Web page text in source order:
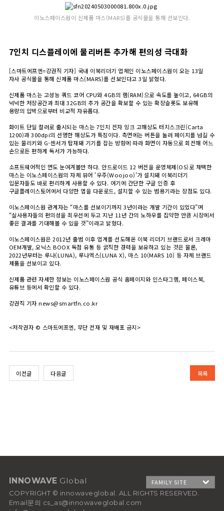
이노스페이스원이 신제품 마스(MARS)를 공식몰을 통해 선보인다.
7인치 디스플레이에 물리버튼 추가해 편의성 극대화
[스마트에프엔=강권직 기자] 국내 이북리더기 업체인 이노스페이스원이 오는 13일
자사 공식몰을 통해 신제품 마스(MARS)를 선보인다고 3일 밝혔다.
신제품 마스는 고성능 쿼드 코어 CPU와 4GB의 램(RAM)으로 속도를 높이고, 64GB의
넉넉한 저장공간과 최대 32GB의 추가 공간을 확보할 수 있는 확장슬롯도 보유해
용량의 압박으로부터 비교적 자유롭다.
화이트 단일 컬러로 출시되는 마스는 7인치 전자 잉크 고해상도 터치스크린(Carta
1200)과 300dpi의 선명한 해상도가 특징이다. 측면에는 버튼을 눌러 페이지를 넘길 수
있는 물리키와 G-센서가 탑재돼 기기를 잡는 방향에 따라 화면이 자동으로 회전해 어느
손으로든 편하게 독서가 가능하다.
소프트웨어적인 면도 눈여겨볼만 하다. 안드로이드 12 버전을 운영체제(OS)로 채택한
마스는 이노스페이스원의 자체 뷰어 '우주(Woojoo)'가 설치돼 이북리더기
입문자들도 바로 편리하게 사용할 수 있다. 여기에 간단한 구글 인증 후
구글플레이스토어에서 다양한 앱을 다운로드, 설치할 수 있는 범용기라는 장점도 있다.
이노스페이스원 관계자는 “마스를 선보이기까지 3년이라는 개발 기간이 있었다”며
“실사용자들의 편의성을 최우선에 두고 지난 11년 간의 노하우를 집약한 만큼 시장에서
좋은 결과를 기대해볼 수 있을 것”이라고 밝혔다.
이노스페이스원은 2012년 출범 이후 업계를 선도해온 이북 리더기 브랜드로서 크레마
OEM개발, 오닉스 BOOX 독점 유통 등 굵직한 경력을 보유하고 있는 것은 물론,
2022년부터는 루나(LUNA), 루나엑스(LUNA X), 마스 10(MARS 10) 등 자체 브랜드
제품을 선보이고 있다.
신제품 관련 자세한 정보는 이노스페이스원 공식 홈페이지와 인스타그램, 페이스북,
유튜브 등에서 확인할 수 있다.
강권직 기자 news@smartfn.co.kr
<저작권자 © 스마트에프엔, 무단 전재 및 재배포 금지>
이전글 다음글 목록
INNOWAVE Global
COPYRIGHT © innowaveglobal. ALL RIGHTS RESERVED.
Email문의 cs_as@innowaveglobal.com